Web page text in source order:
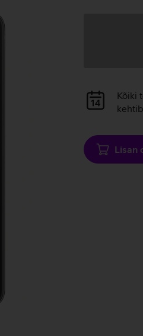
Andmete
laadimine
Kõiki
Lisan